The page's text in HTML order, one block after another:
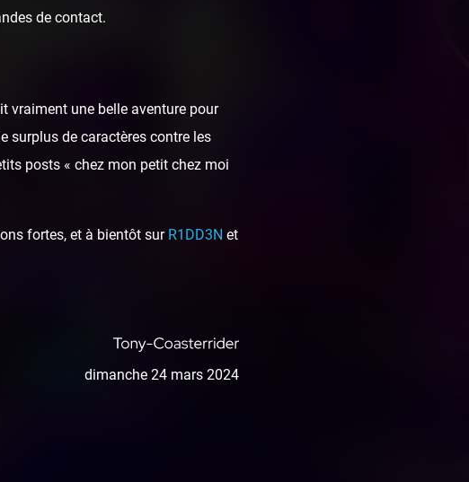
de contact.
vraiment une belle aventure pour
surplus de caractères contre les
posts « chez mon petit chez moi
fortes, et à bientôt sur R1DD3N et
dimanche 24 mars 2024